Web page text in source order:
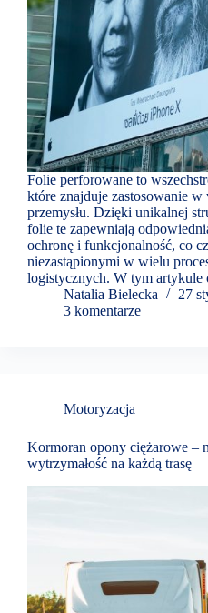
Folie perforowane to
które znajduje zastosowanie w
przemysłu. Dzięki unikalnej
folie te zapewniają
ochronę i funkcjonalność, co
niezastąpionymi w wielu
logistycznych. W tym
Natalia Bielecka
27
3 komentarze
Motoryzacja
Kormoran opony ciężarowe –
wytrzymałość na każdą trasę